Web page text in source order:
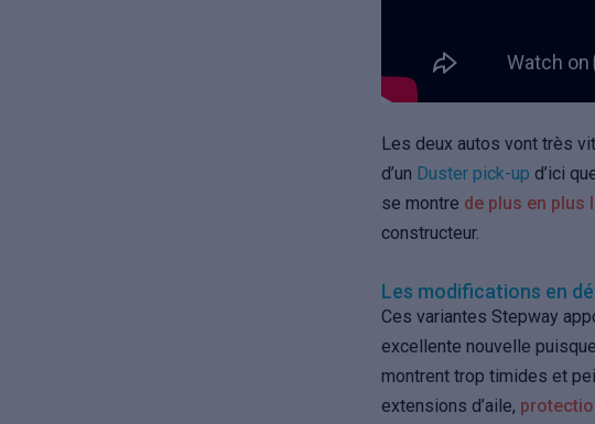
Les deux autos vont très
d’un Duster pick-up d’ici
se montre de plus en plus
constructeur.
Les modifications en
Ces variantes Stepway
excellente nouvelle
montrent trop timides et
extensions d’aile,